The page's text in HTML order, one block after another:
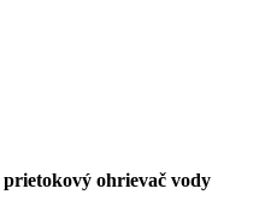
prietokový ohrievač vody